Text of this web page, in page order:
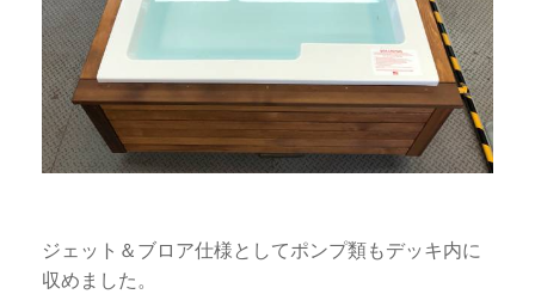
ジェット＆ブロア仕様としてポンプ類もデッキ内に
収めました。